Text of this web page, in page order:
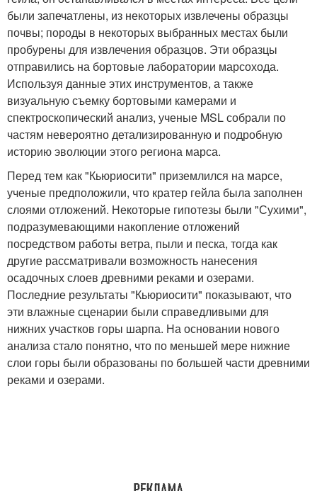
были запечатлены, из некоторых извлечены образцы
почвы; породы в некоторых выбранных местах были
пробурены для извлечения образцов. Эти образцы
отправились на бортовые лаборатории марсохода.
Используя данные этих инструментов, а также
визуальную съемку бортовыми камерами и
спектроскопический анализ, ученые MSL собрали по
частям невероятно детализированную и подробную
историю эволюции этого региона марса.
Перед тем как "Кьюриосити" приземлился на марсе,
ученые предположили, что кратер гейла была заполнен
слоями отложений. Некоторые гипотезы были "Сухими",
подразумевающими накопление отложений
посредством работы ветра, пыли и песка, тогда как
другие рассматривали возможность нанесения
осадочных слоев древними реками и озерами.
Последние результаты "Кьюриосити" показывают, что
эти влажные сценарии были справедливыми для
нижних участков горы шарпа. На основании нового
анализа стало понятно, что по меньшей мере нижние
слои горы были образованы по большей части древними
реками и озерами.